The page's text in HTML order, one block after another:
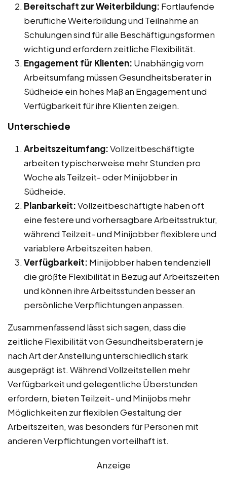
Bereitschaft zur Weiterbildung: Fortlaufende
berufliche Weiterbildung und Teilnahme an
Schulungen sind für alle Beschäftigungsformen
wichtig und erfordern zeitliche Flexibilität.
Engagement für Klienten: Unabhängig vom
Arbeitsumfang müssen Gesundheitsberater in
Südheide ein hohes Maß an Engagement und
Verfügbarkeit für ihre Klienten zeigen.
Unterschiede
Arbeitszeitumfang:Vollzeitbeschäftigte
arbeiten typischerweise mehr Stunden pro
Woche als Teilzeit- oder Minijobber in
Südheide.
Planbarkeit:Vollzeitbeschäftigte haben oft
eine festere und vorhersagbare Arbeitsstruktur,
während Teilzeit- und Minijobber flexiblere und
variablere Arbeitszeiten haben.
Verfügbarkeit: Minijobber haben tendenziell
die größte Flexibilität in Bezug auf Arbeitszeiten
und können ihre Arbeitsstunden besser an
persönliche Verpflichtungen anpassen.
Zusammenfassend lässt sich sagen, dass die
zeitliche Flexibilität von Gesundheitsberatern je
nach Art der Anstellung unterschiedlich stark
ausgeprägt ist. Während Vollzeitstellen mehr
Verfügbarkeit und gelegentliche Überstunden
erfordern, bieten Teilzeit- und Minijobs mehr
Möglichkeiten zur flexiblen Gestaltung der
Arbeitszeiten, was besonders für Personen mit
anderen Verpflichtungen vorteilhaft ist.
Anzeige